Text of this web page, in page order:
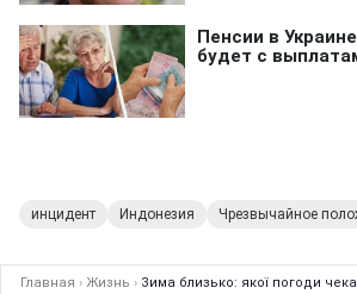
инцидент Индонезия Чрезвычайное
Главная › Жизнь › Зима близько: якої погоди